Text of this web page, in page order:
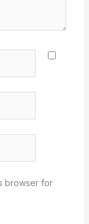
browser for